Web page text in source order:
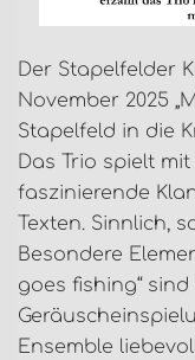
Der Stapelfelder
November 2025
Stapelfeld in die
Das Trio spielt
faszinierende
Texten. Sinnlich,
Besondere
goes fishing“
Ensemble